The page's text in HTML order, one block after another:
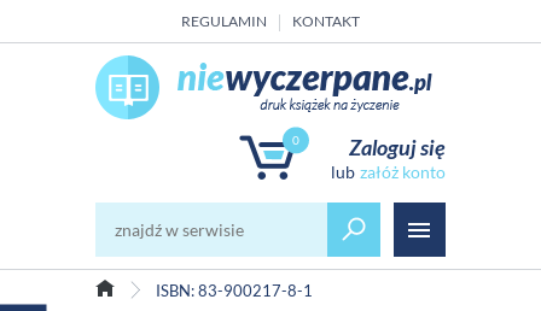
REGULAMIN KONTAKT
0 Zaloguj się
załóż konto
ISBN: 83-900217-8-1